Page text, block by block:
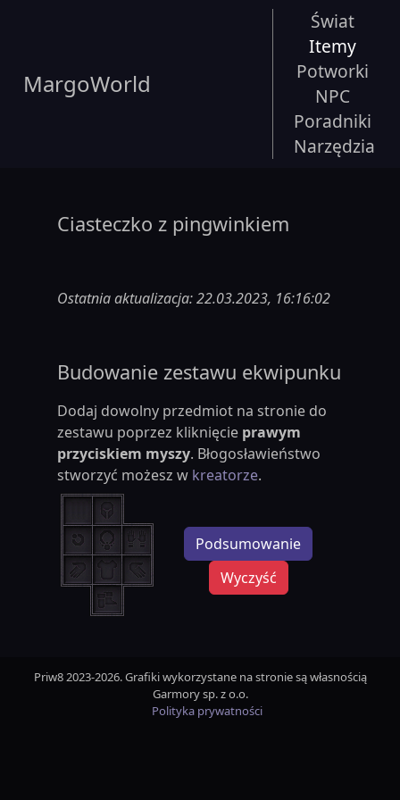
MargoWorld
Świat
Itemy
Potworki
NPC
Poradniki
Narzędzia
Ciasteczko z pingwinkiem
Ostatnia aktualizacja: 22.03.2023, 16:16:02
Budowanie zestawu ekwipunku
Dodaj dowolny przedmiot na stronie do
zestawu poprzez kliknięcie prawym
przyciskiem myszy. Błogosławieństwo
stworzyć możesz w kreatorze.
Podsumowanie
Wyczyść
Priw8 2023-2026. Grafiki wykorzystane na stronie są własnością
Garmory sp. z o.o.
Polityka prywatności